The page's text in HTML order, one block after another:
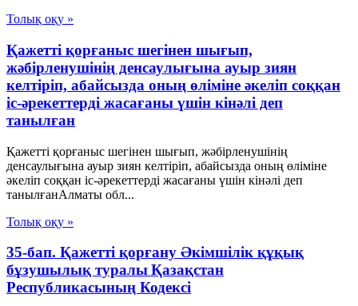
Толық оқу »
Қажетті қорғаныс шегінен шығып,
жәбірленушінің денсаулығына ауыр зиян
келтіріп, абайсызда оның өліміне әкеліп соққан
іс-әрекеттерді жасағаны үшін кінәлі деп
танылған
Қажетті қорғаныс шегінен шығып, жәбірленушінің
денсаулығына ауыр зиян келтіріп, абайсызда оның өліміне
әкеліп соққан іс-әрекеттерді жасағаны үшін кінәлі деп
танылғанАлматы обл...
Толық оқу »
35-бап. Қажеттi қорғану Әкімшілік құқық
бұзушылық туралы Қазақстан
Республикасының Кодексі